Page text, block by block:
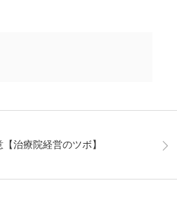
治療院経営のツボ】